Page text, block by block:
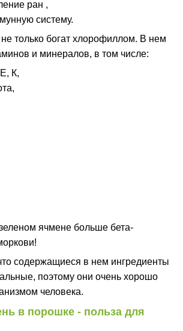
ран ,
систему.
только богат хлорофиллом. В нем
и минералов, в том числе:
К,
ячмене больше бета-
содержащиеся в нем ингредиенты
поэтому они очень хорошо
человека.
в порошке - польза для